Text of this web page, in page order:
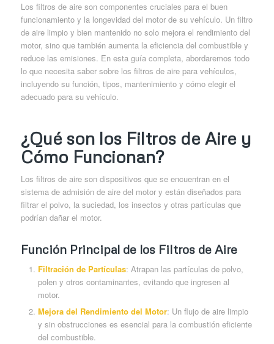
Los filtros de aire son componentes cruciales para el buen
funcionamiento y la longevidad del motor de su vehículo. Un filtro
de aire limpio y bien mantenido no solo mejora el rendimiento del
motor, sino que también aumenta la eficiencia del combustible y
reduce las emisiones. En esta guía completa, abordaremos todo
lo que necesita saber sobre los filtros de aire para vehículos,
incluyendo su función, tipos, mantenimiento y cómo elegir el
adecuado para su vehículo.
¿Qué son los Filtros de Aire y
Cómo Funcionan?
Los filtros de aire son dispositivos que se encuentran en el
sistema de admisión de aire del motor y están diseñados para
filtrar el polvo, la suciedad, los insectos y otras partículas que
podrían dañar el motor.
Función Principal de los Filtros de Aire
Filtración de Partículas: Atrapan las partículas de polvo,
polen y otros contaminantes, evitando que ingresen al
motor.
Mejora del Rendimiento del Motor: Un flujo de aire limpio
y sin obstrucciones es esencial para la combustión eficiente
del combustible.